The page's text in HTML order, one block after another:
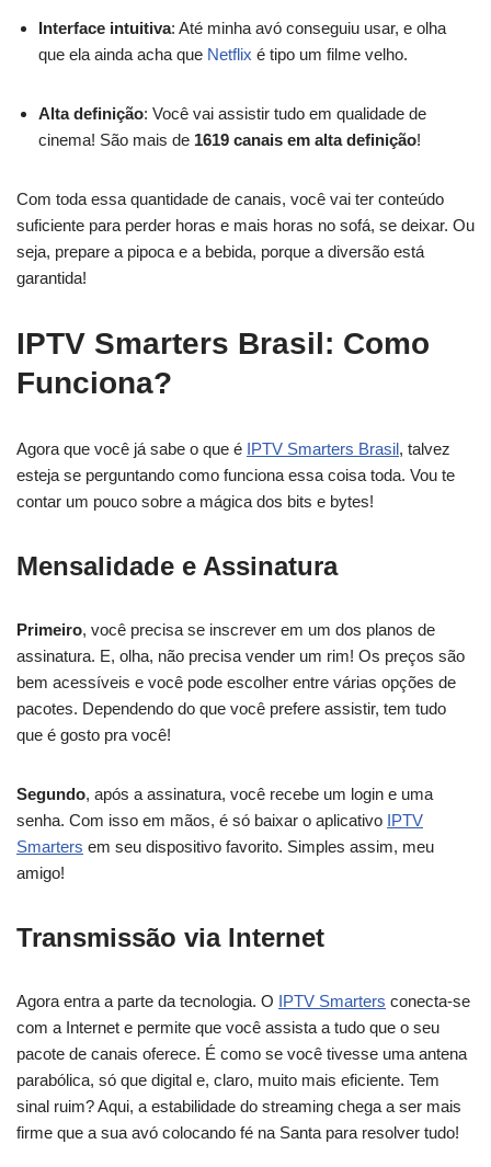
Interface intuitiva: Até minha avó conseguiu usar, e olha
que ela ainda acha que Netflix é tipo um filme velho.
Alta definição: Você vai assistir tudo em qualidade de
cinema! São mais de 1619 canais em alta definição!
Com toda essa quantidade de canais, você vai ter conteúdo
suficiente para perder horas e mais horas no sofá, se deixar. Ou
seja, prepare a pipoca e a bebida, porque a diversão está
garantida!
IPTV Smarters Brasil: Como
Funciona?
Agora que você já sabe o que é IPTV Smarters Brasil, talvez
esteja se perguntando como funciona essa coisa toda. Vou te
contar um pouco sobre a mágica dos bits e bytes!
Mensalidade e Assinatura
Primeiro, você precisa se inscrever em um dos planos de
assinatura. E, olha, não precisa vender um rim! Os preços são
bem acessíveis e você pode escolher entre várias opções de
pacotes. Dependendo do que você prefere assistir, tem tudo
que é gosto pra você!
Segundo, após a assinatura, você recebe um login e uma
senha. Com isso em mãos, é só baixar o aplicativo IPTV
Smarters em seu dispositivo favorito. Simples assim, meu
amigo!
Transmissão via Internet
Agora entra a parte da tecnologia. O IPTV Smarters conecta-se
com a Internet e permite que você assista a tudo que o seu
pacote de canais oferece. É como se você tivesse uma antena
parabólica, só que digital e, claro, muito mais eficiente. Tem
sinal ruim? Aqui, a estabilidade do streaming chega a ser mais
firme que a sua avó colocando fé na Santa para resolver tudo!